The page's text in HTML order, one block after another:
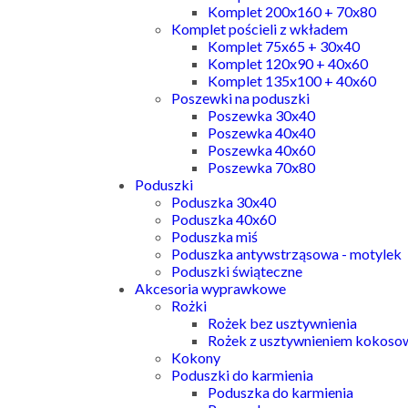
Komplet 200x160 + 70x80
Komplet pościeli z wkładem
Komplet 75x65 + 30x40
Komplet 120x90 + 40x60
Komplet 135x100 + 40x60
Poszewki na poduszki
Poszewka 30x40
Poszewka 40x40
Poszewka 40x60
Poszewka 70x80
Poduszki
Poduszka 30x40
Poduszka 40x60
Poduszka miś
Poduszka antywstrząsowa - motylek
Poduszki świąteczne
Akcesoria wyprawkowe
Rożki
Rożek bez usztywnienia
Rożek z usztywnieniem
Kokony
Poduszki do karmienia
Poduszka do karmienia